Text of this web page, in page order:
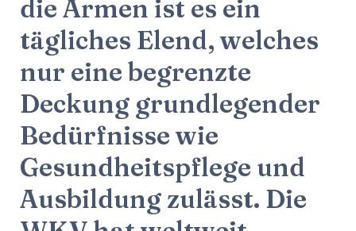
die Armen ist es ein
tägliches Elend, welches
nur eine begrenzte
Deckung grundlegender
Bedürfnisse wie
Gesundheitspflege und
Ausbildung zulässt. Die